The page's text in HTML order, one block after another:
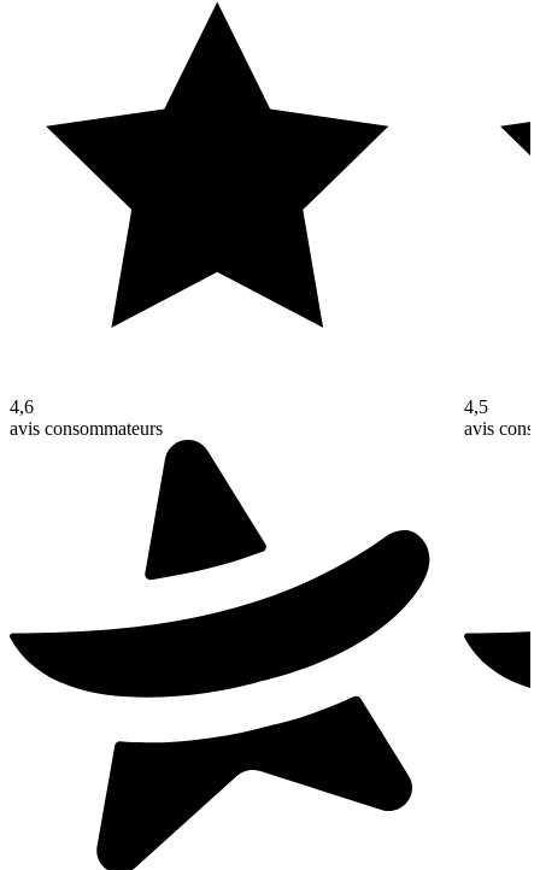
4,6
avis consommateurs
4,5
avis